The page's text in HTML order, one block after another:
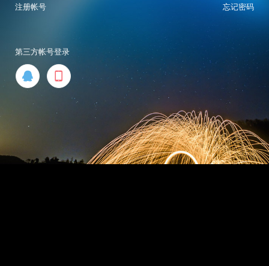
忘记密码
注册帐号
第三方帐号登录
 